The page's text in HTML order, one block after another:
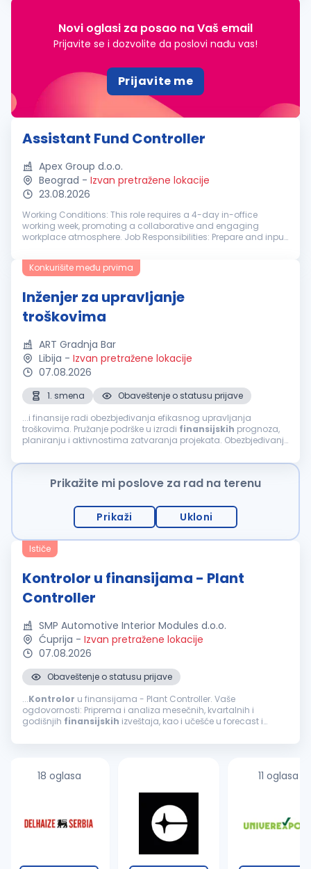
Novi oglasi za posao na Vaš email
Prijavite se i dozvolite da poslovi nađu vas!
Prijavite me
Assistant Fund Controller
Apex Group d.o.o.
Beograd - Izvan pretražene lokacije
23.08.2026
Working Conditions: This role requires a 4-day in-office
working week, promoting a collaborative and engaging
workplace atmosphere. Job Responsibilities: Prepare and input
including footnotes...
Konkurišite među prvima
Inženjer za upravljanje
troškovima
ART Gradnja Bar
Libija - Izvan pretražene lokacije
07.08.2026
1. smena
Obaveštenje o statusu prijave
...i finansije radi obezbjeđivanja efikasnog upravljanja
troškovima. Pružanje podrške u izradi finansijskih prognoza,
planiranju i aktivnostima zatvaranja projekata. Obezbjeđivanje
obavezama i standardima kontrole...
Prikažite mi poslove za rad na terenu
Prikaži Ukloni
Ističe
Kontrolor u finansijama - Plant
Controller
SMP Automotive Interior Modules d.o.o.
Ćuprija - Izvan pretražene lokacije
07.08.2026
Obaveštenje o statusu prijave
...Kontrolor u finansijama - Plant Controller. Vaše
ogdovornosti: Priprema i analiza mesečnih, kvartalnih i
godišnjih finansijskih izveštaja, kao i učešće u forecast i
ostvarenih u odnosu...
18 oglasa 11 oglasa